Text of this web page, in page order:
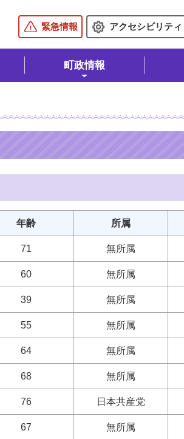
緊急情報
アクセシビリティ
町政情報
年齢 所属
71 無所属
60 無所属
39 無所属
55 無所属
64 無所属
68 無所属
76 日本共産党
67 無所属